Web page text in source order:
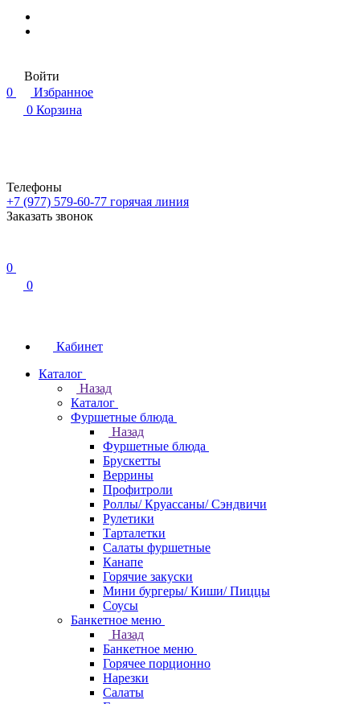
Войти
0
Избранное
0 Корзина
Телефоны
+7 (977) 579-60-77 горячая линия
Заказать звонок
0
0
Кабинет
Каталог
Назад
Каталог
Фуршетные блюда
Назад
Фуршетные блюда
Брускетты
Веррины
Профитроли
Роллы/ Круассаны/ Сэндвичи
Рулетики
Тарталетки
Салаты фуршетные
Канапе
Горячие закуски
Мини бургеры/ Киши/ Пиццы
Соусы
Банкетное меню
Назад
Банкетное меню
Горячее порционно
Нарезки
Салаты